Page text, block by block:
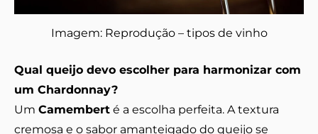
Imagem: Reprodução – tipos de vinho
Qual queijo devo escolher para harmonizar com
um Chardonnay?
Um Camembert é a escolha perfeita. A textura
cremosa e o sabor amanteigado do queijo se